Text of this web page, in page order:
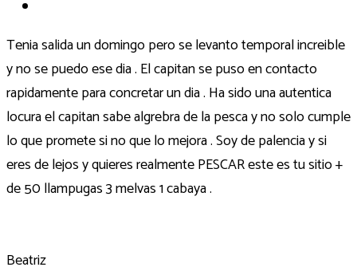
Tenia salida un domingo pero se levanto temporal increible
y no se puedo ese dia . El capitan se puso en contacto
rapidamente para concretar un dia . Ha sido una autentica
locura el capitan sabe algrebra de la pesca y no solo cumple
lo que promete si no que lo mejora . Soy de palencia y si
eres de lejos y quieres realmente PESCAR este es tu sitio +
de 50 llampugas 3 melvas 1 cabaya .
Beatriz